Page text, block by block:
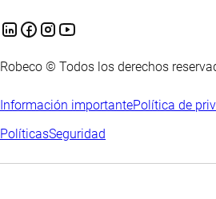
Robeco © Todos los derechos
Información importantePolítica de
PolíticasSeguridad